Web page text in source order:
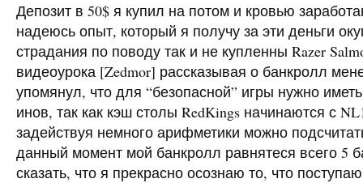
Депозит в 50$ я купил на потом и кровью
надеюсь опыт, который я получу за эти деньги
страдания по поводу так и не купленны Razer
видеоурока [Zedmor] рассказывая о банкролл
упомянул, что для “безопасной” игры нужно
инов, так как кэш столы RedKings начинаются с
задействуя немного арифметики можно
данный момент мой банкролл равнятеся всего 5
сказать, что я прекрасно осознаю то, что